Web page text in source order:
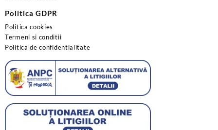
Politica GDPR
Politica cookies
Termeni si conditii
Politica de confidentialitate